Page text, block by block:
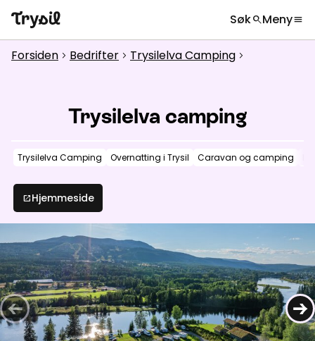
SøksearchMenymenu
globe Velg språk
Overnatting
Spisesteder
Service
Kalender
Inspirasjon chevron_right
Nyttig informasjon chevron_right
Aktuelt
Hva leter du etter?
Forsiden chevron_right Bedrifter chevron_right Trysilelva Camping chevron_right
Trysilelva camping
Trysilelva Camping Overnatting i Trysil Caravan og camping
open_in_newHjemmeside
← →